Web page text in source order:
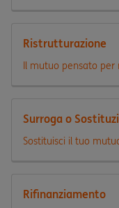
Ristrutturazione
Il mutuo pensato
Surroga o
Sostituisci il tuo
Rifinanziamento